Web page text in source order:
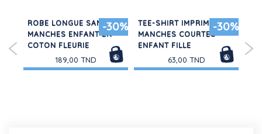
-30%
ROBE LONGUE SANS
MANCHES ENFANT EN
COTON FLEURIE
189,00 TND
-30%
TEE-SHIRT IMPRIMÉ
MANCHES COURTES
ENFANT FILLE
63,00 TND